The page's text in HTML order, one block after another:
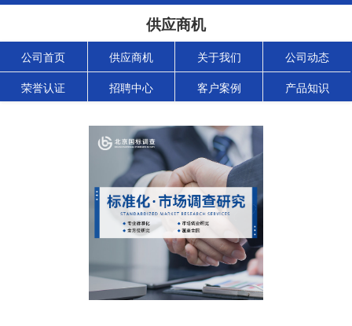
供应商机
公司首页 供应商机 关于我们 公司动态
荣誉认证 招聘中心 客户案例 产品知识